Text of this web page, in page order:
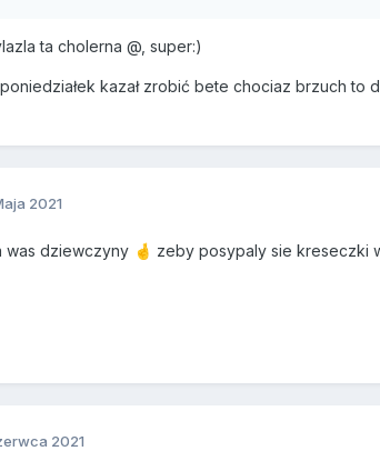
ta cholerna @, super:)
kazał zrobić bete chociaz brzuch to
2021
was dziewczyny 🤞 zeby posypaly sie kreseczki
2021